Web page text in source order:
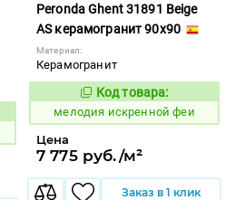
Peronda Ghent 31891 Beige
AS керамогранит 90x90
Материал:
Керамогранит
957738
Код товара:
мелодия искренной феи
Цена
7 775 руб./м²
Заказ в 1 клик